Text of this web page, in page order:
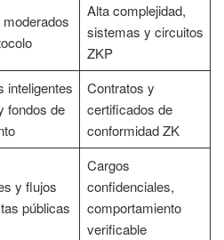
Alta complejidad,
sistemas y circuitos
ZKP
inteligentes
fondos de
Contratos y
certificados de
conformidad ZK
y flujos
públicas
Cargos
confidenciales,
comportamiento
verificable